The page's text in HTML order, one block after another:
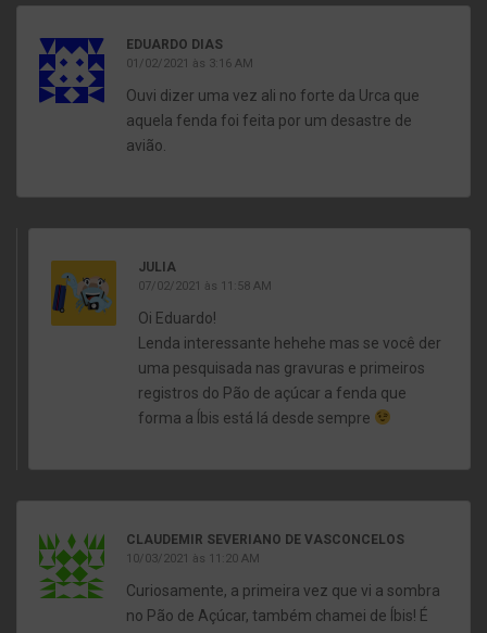
EDUARDO DIAS
01/02/2021 às 3:16 AM
Ouvi dizer uma vez ali no forte da Urca que
aquela fenda foi feita por um desastre de
avião.
JULIA
07/02/2021 às 11:58 AM
Oi Eduardo!
Lenda interessante hehehe mas se você der
uma pesquisada nas gravuras e primeiros
registros do Pão de açúcar a fenda que
forma a Íbis está lá desde sempre
CLAUDEMIR SEVERIANO DE VASCONCELOS
10/03/2021 às 11:20 AM
Curiosamente, a primeira vez que vi a sombra
no Pão de Açúcar, também chamei de Íbis! É